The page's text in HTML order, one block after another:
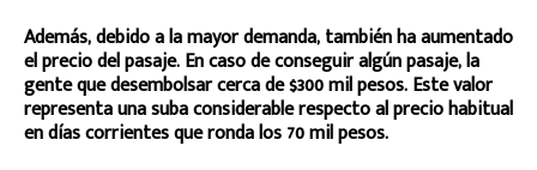
Además, debido a la mayor demanda, también ha aumentado
el precio del pasaje. En caso de conseguir algún pasaje, la
gente que desembolsar cerca de $300 mil pesos. Este valor
representa una suba considerable respecto al precio habitual
en días corrientes que ronda los 70 mil pesos.